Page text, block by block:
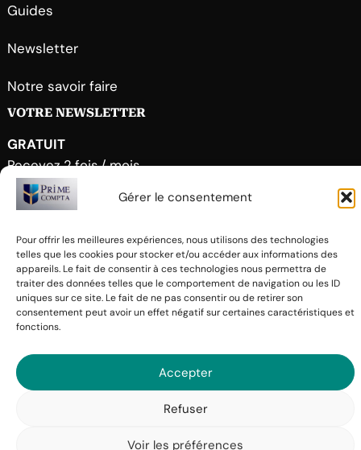
Gérer le consentement
Pour offrir les meilleures expériences, nous utilisons des technologies
telles que les cookies pour stocker et/ou accéder aux informations des
appareils. Le fait de consentir à ces technologies nous permettra de
traiter des données telles que le comportement de navigation ou les ID
uniques sur ce site. Le fait de ne pas consentir ou de retirer son
consentement peut avoir un effet négatif sur certaines caractéristiques et
fonctions.
Accepter
Refuser
Voir les préférences
Guides
Newsletter
Notre savoir faire
VOTRE NEWSLETTER
GRATUIT
Recevez 2 fois / mois
« Les clés du succès »
PrimeCompta
Mentions légales
French
CGU
Confidentialité